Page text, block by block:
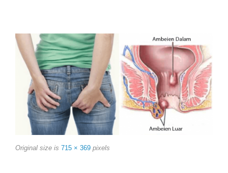
Original size is 715 × 369 pixels